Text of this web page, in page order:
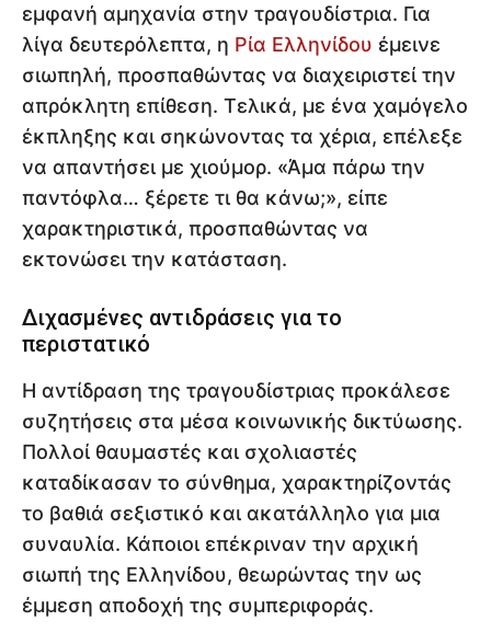
εμφανή αμηχανία στην τραγουδίστρια. Για
λίγα δευτερόλεπτα, η Ρία Ελληνίδου έμεινε
σιωπηλή, προσπαθώντας να διαχειριστεί την
απρόκλητη επίθεση. Τελικά, με ένα χαμόγελο
έκπληξης και σηκώνοντας τα χέρια, επέλεξε
να απαντήσει με χιούμορ. «Άμα πάρω την
παντόφλα… ξέρετε τι θα κάνω;», είπε
χαρακτηριστικά, προσπαθώντας να
εκτονώσει την κατάσταση.
Διχασμένες αντιδράσεις για το
περιστατικό
Η αντίδραση της τραγουδίστριας προκάλεσε
συζητήσεις στα μέσα κοινωνικής δικτύωσης.
Πολλοί θαυμαστές και σχολιαστές
καταδίκασαν το σύνθημα, χαρακτηρίζοντάς
το βαθιά σεξιστικό και ακατάλληλο για μια
συναυλία. Κάποιοι επέκριναν την αρχική
σιωπή της Ελληνίδου, θεωρώντας την ως
έμμεση αποδοχή της συμπεριφοράς.